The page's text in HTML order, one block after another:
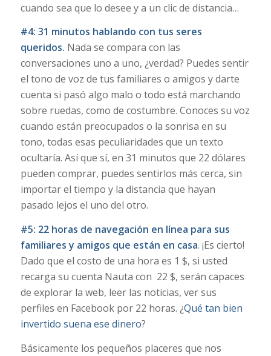
cuando sea que lo desee y a un clic de distancia…
#4: 31 minutos hablando con tus seres
queridos. Nada se compara con las
conversaciones uno a uno, ¿verdad? Puedes sentir
el tono de voz de tus familiares o amigos y darte
cuenta si pasó algo malo o todo está marchando
sobre ruedas, como de costumbre. Conoces su voz
cuando están preocupados o la sonrisa en su
tono, todas esas peculiaridades que un texto
ocultaría. Así que sí, en 31 minutos que 22 dólares
pueden comprar, puedes sentirlos más cerca, sin
importar el tiempo y la distancia que hayan
pasado lejos el uno del otro.
#5: 22 horas de navegación en línea para sus
familiares y amigos que están en casa. ¡Es cierto!
Dado que el costo de una hora es 1 $, si usted
recarga su cuenta Nauta con 22 $, serán capaces
de explorar la web, leer las noticias, ver sus
perfiles en Facebook por 22 horas. ¿Qué tan bien
invertido suena ese dinero?
Básicamente los pequeños placeres que nos